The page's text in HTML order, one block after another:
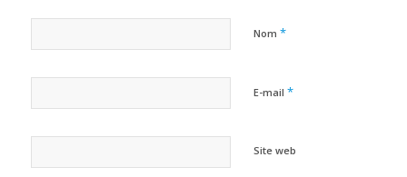
Nom *
E-mail *
Site web